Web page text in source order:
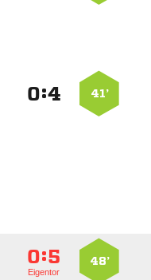
41’
:
48’
:
Eigentor